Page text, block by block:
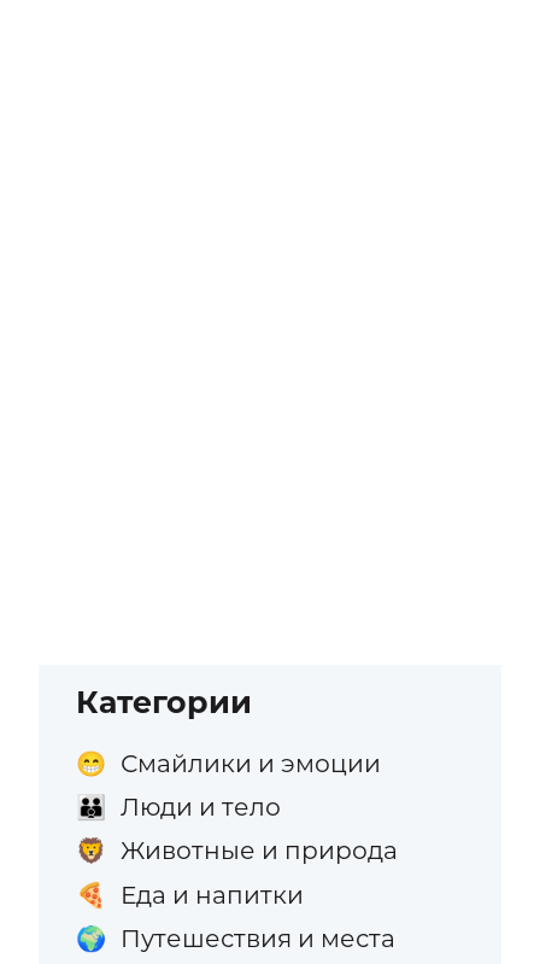
Категории
😁 Смайлики и эмоции
👪 Люди и тело
🦁 Животные и природа
🍕 Еда и напитки
🌍 Путешествия и места